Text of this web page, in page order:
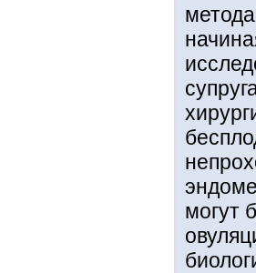
могут